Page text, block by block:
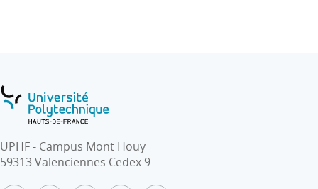
UPHF - Campus Mont Houy
59313 Valenciennes Cedex 9